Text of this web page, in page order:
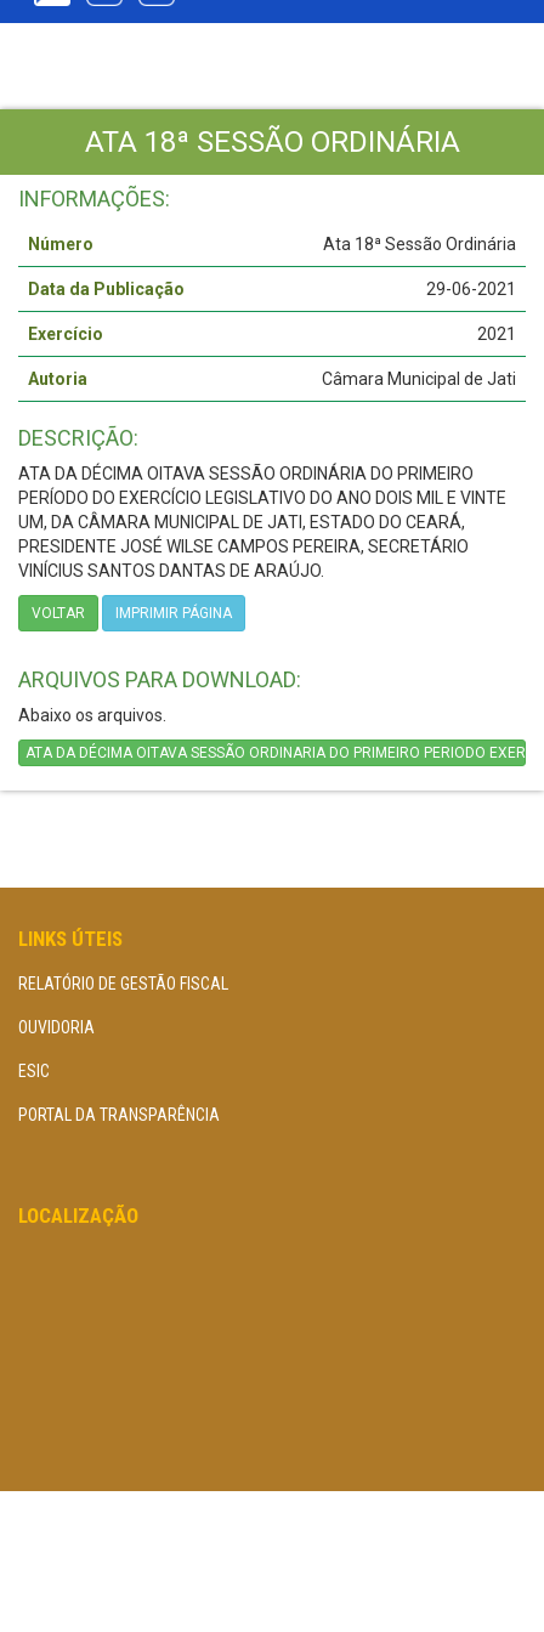
ATA 18ª SESSÃO ORDINÁRIA
INFORMAÇÕES:
Número Ata 18ª Sessão Ordinária
Data da Publicação 29-06-2021
Exercício 2021
Autoria Câmara Municipal de Jati
DESCRIÇÃO:
ATA DA DÉCIMA OITAVA SESSÃO ORDINÁRIA DO PRIMEIRO
PERÍODO DO EXERCÍCIO LEGISLATIVO DO ANO DOIS MIL E VINTE
UM, DA CÂMARA MUNICIPAL DE JATI, ESTADO DO CEARÁ,
PRESIDENTE JOSÉ WILSE CAMPOS PEREIRA, SECRETÁRIO
VINÍCIUS SANTOS DANTAS DE ARAÚJO.
VOLTAR IMPRIMIR PÁGINA
ARQUIVOS PARA DOWNLOAD:
Abaixo os arquivos.
ATA DA DÉCIMA OITAVA SESSÃO ORDINARIA DO PRIMEIRO PERIODO
LINKS ÚTEIS
RELATÓRIO DE GESTÃO FISCAL
OUVIDORIA
ESIC
PORTAL DA TRANSPARÊNCIA
LOCALIZAÇÃO